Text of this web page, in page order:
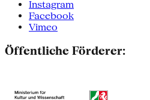
Instagram
Facebook
Vimeo
Öffentliche Förderer: